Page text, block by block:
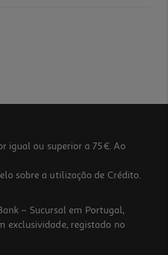
igual ou superior a 75€. Ao
sobre a utilização de Crédito.
– Sucursal em Portugal,
exclusividade, registado no